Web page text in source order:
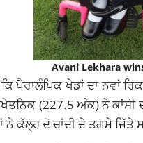
Avani Lekhara
ਖੇਡਾਂ ਦਾ ਨਵਾਂ
(227.5 ਅੰਕ) ਨੇ ਕਾਂਸੀ
ਨੇ ਕੱਲ੍ਹ ਦੋ ਚਾਂਦੀ ਦੇ ਤਗਮੇ ਜਿੱਤੇ